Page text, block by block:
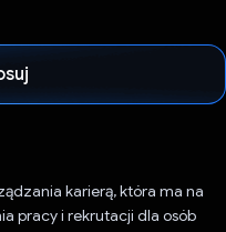
karierą, która ma na
pracy i rekrutacji dla osób